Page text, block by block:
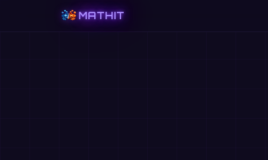
MATHIT